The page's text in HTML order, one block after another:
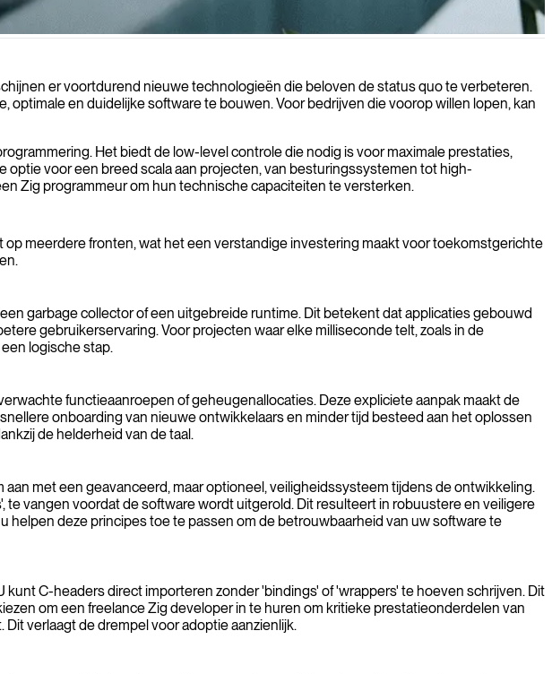
betrouwbaarheid en efficiëntie leveren voor uw zakelijke behoeften.
er voortdurend nieuwe technologieën die beloven de status quo te verbeteren.
en duidelijke software te bouwen. Voor bedrijven die voorop willen lopen, kan
Het biedt de low-level controle die nodig is voor maximale prestaties,
voor een breed scala aan projecten, van besturingssystemen tot high-
Zig programmeur om hun technische capaciteiten te versterken.
meerdere fronten, wat het een verstandige investering maakt voor toekomstgerichte
garbage collector of een uitgebreide runtime. Dit betekent dat applicaties gebouwd
gebruikerservaring. Voor projecten waar elke milliseconde telt, zoals in de
logische stap.
functieaanroepen of geheugenallocaties. Deze expliciete aanpak maakt de
onboarding van nieuwe ontwikkelaars en minder tijd besteed aan het oplossen
de helderheid van de taal.
met een geavanceerd, maar optioneel, veiligheidssysteem tijdens de ontwikkeling.
vangen voordat de software wordt uitgerold. Dit resulteert in robuustere en veiligere
helpen deze principes toe te passen om de betrouwbaarheid van uw software te
C-headers direct importeren zonder 'bindings' of 'wrappers' te hoeven schrijven. Dit
om een freelance Zig developer in te huren om kritieke prestatieonderdelen van
verlaagt de drempel voor adoptie aanzienlijk.